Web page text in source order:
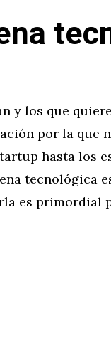
y los que
por la que
hasta los
tecnológica
es primordial